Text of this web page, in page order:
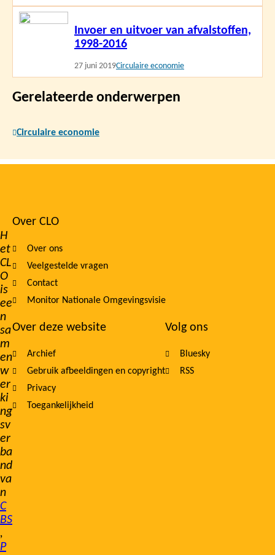
Invoer en uitvoer van afvalstoffen,
1998-2016
27 juni 2019Circulaire economie
Lees
Gerelateerde onderwerpen
Circulaire economie
H
et
CL
O
is
ee
n
sa
m
en
w
er
ki
ng
sv
er
ba
nd
va
n
C
BS
,
P
Footer
navigation
Over CLO
Over ons
Veelgestelde vragen
Contact
Monitor Nationale Omgevingsvisie
Over deze website
Archief
Gebruik afbeeldingen en copyright
Privacy
Toegankelijkheid
Volg ons
Bluesky
RSS